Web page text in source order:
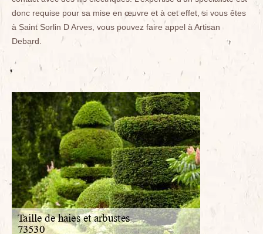
donc requise pour sa mise en œuvre et à cet effet, si vous êtes
à Saint Sorlin D Arves, vous pouvez faire appel à Artisan
Debard.